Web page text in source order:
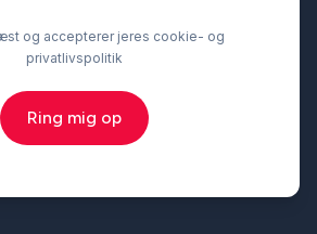
og accepterer jeres cookie- og
privatlivspolitik
Ring mig op